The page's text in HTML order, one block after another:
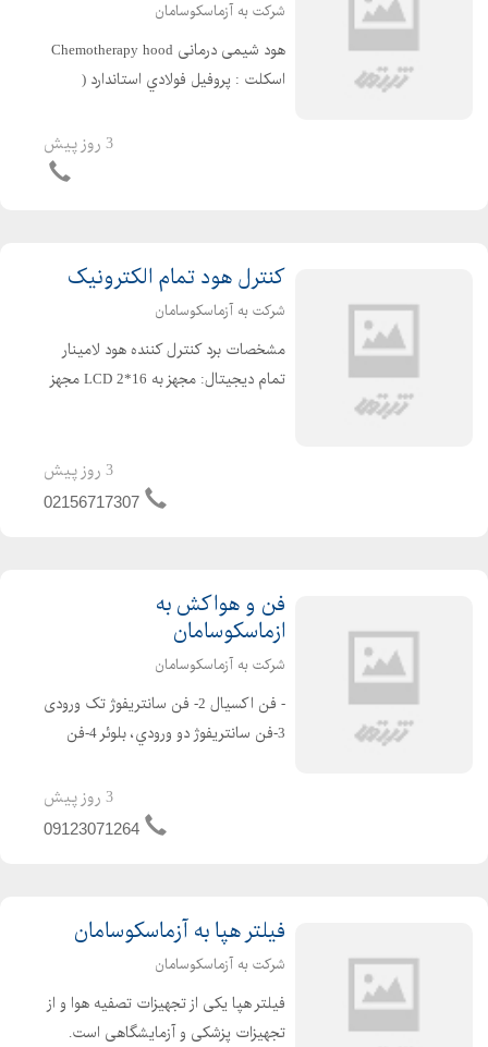
شرکت به آزماسکوسامان
هود شیمی درمانی Chemotherapy hood
اسكلت : پروفيل فولادي استاندارد (
شده و با رنگ پودری الكترواستاتيك ضد
خش و ضد اسيد پوشش داده شده است .
3 روز پیش
کنترل هود تمام الکترونیک
شرکت به آزماسکوسامان
مشخصات برد كنترل كننده هود لامينار
تمام ديجيتال: مجهز به 16*LCD 2 مجهز
ميباشد جهت حفاظت كاربر مجهز به
3 روز پیش
02156717307
فن و هواکش به
ازماسکوسامان
شرکت به آزماسکوسامان
- فن اکسیال 2- فن سانتریفوژ تک ورودی
3-فن سانتريفوژ دو ورودي، بلوئر 4-فن
اسيدPVC 6-فن سقفي 7- فن بين كانالي
3 روز پیش
09123071264
فیلتر هپا به آزماسکوسامان
شرکت به آزماسکوسامان
فیلتر هپا یکی از تجهیزات تصفیه هوا و از
تجهیزات پزشکی و آزمایشگاهی است.